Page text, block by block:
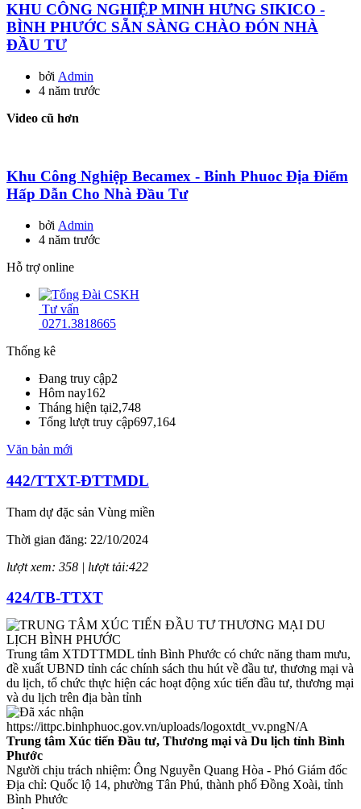
KHU CÔNG NGHIỆP MINH HƯNG SIKICO -
BÌNH PHƯỚC SẴN SÀNG CHÀO ĐÓN NHÀ
ĐẦU TƯ
bởi Admin
4 năm trước
Video cũ hơn
Khu Công Nghiệp Becamex - Binh Phuoc Địa Điểm
Hấp Dẫn Cho Nhà Đầu Tư
bởi Admin
4 năm trước
Hỗ trợ online
Tư vấn
0271.3818665
Thống kê
Đang truy cập2
Hôm nay162
Tháng hiện tại2,748
Tổng lượt truy cập697,164
Văn bản mới
442/TTXT-ĐTTMDL
Tham dự đặc sản Vùng miền
Thời gian đăng: 22/10/2024
lượt xem: 358 | lượt tải:422
424/TB-TTXT
Thông báo về việc trang trí gian hàng Triển lãm Vietnam FoodExpo
2024
Thời gian đăng: 10/10/2024
lượt xem: 296 | lượt tải:131
423/TB-TTXT
Thông báo về việc cung cấp báo giá thuê xe
Thời gian đăng: 10/10/2024
Trung tâm XTDTTMDL tỉnh Bình Phước có chức năng tham mưu,
đề xuất UBND tỉnh các chính sách thu hút về đầu tư, thương mại và
du lịch, tổ chức thực hiện các hoạt động xúc tiến đầu tư, thương mại
và du lịch trên địa bàn tỉnh
https://ittpc.binhphuoc.gov.vn/uploads/logoxtdt_vv.pngN/A
Trung tâm Xúc tiến Đầu tư, Thương mại và Du lịch tỉnh Bình
Phước
Người chịu trách nhiệm: Ông Nguyễn Quang Hòa - Phó Giám đốc
Địa chỉ: Quốc lộ 14, phường Tân Phú, thành phố Đồng Xoài, tỉnh
Bình Phước